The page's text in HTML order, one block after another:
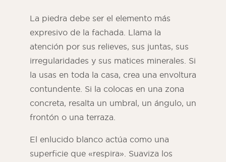
La piedra debe ser el elemento más
expresivo de la fachada. Llama la
atención por sus relieves, sus juntas, sus
irregularidades y sus matices minerales. Si
la usas en toda la casa, crea una envoltura
contundente. Si la colocas en una zona
concreta, resalta un umbral, un ángulo, un
frontón o una terraza.
El enlucido blanco actúa como una
superficie que «respira». Suaviza los